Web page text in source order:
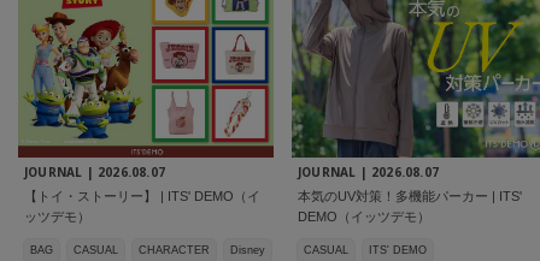
JOURNAL | 2026.08.07
【トイ・ストーリー】 | ITS' DEMO（イ
ッツデモ）
BAG CASUAL CHARACTER Disney
JOURNAL | 2026.08.07
本気のUV対策！多機能パーカー | ITS'
DEMO（イッツデモ）
CASUAL ITS' DEMO